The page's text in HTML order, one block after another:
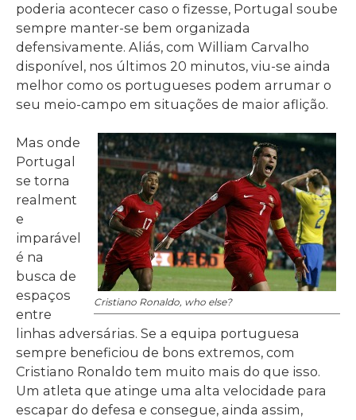
poderia acontecer caso o fizesse, Portugal soube
sempre manter-se bem organizada
defensivamente. Aliás, com William Carvalho
disponível, nos últimos 20 minutos, viu-se ainda
melhor como os portugueses podem arrumar o
seu meio-campo em situações de maior aflição.
Cristiano Ronaldo, who else?
Mas onde
Portugal
se torna
realment
e
imparável
é na
busca de
espaços
entre
linhas adversárias. Se a equipa portuguesa
sempre beneficiou de bons extremos, com
Cristiano Ronaldo tem muito mais do que isso.
Um atleta que atinge uma alta velocidade para
escapar do defesa e consegue, ainda assim,